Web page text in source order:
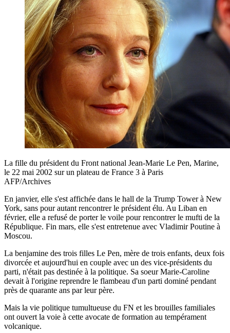
La fille du président du Front national Jean-Marie Le Pen, Marine,
le 22 mai 2002 sur un plateau de France 3 à Paris
AFP/Archives
En janvier, elle s'est affichée dans le hall de la Trump Tower à New
York, sans pour autant rencontrer le président élu. Au Liban en
février, elle a refusé de porter le voile pour rencontrer le mufti de la
République. Fin mars, elle s'est entretenue avec Vladimir Poutine à
Moscou.
La benjamine des trois filles Le Pen, mère de trois enfants, deux fois
divorcée et aujourd'hui en couple avec un des vice-présidents du
parti, n'était pas destinée à la politique. Sa soeur Marie-Caroline
devait à l'origine reprendre le flambeau d'un parti dominé pendant
près de quarante ans par leur père.
Mais la vie politique tumultueuse du FN et les brouilles familiales
ont ouvert la voie à cette avocate de formation au tempérament
volcanique.